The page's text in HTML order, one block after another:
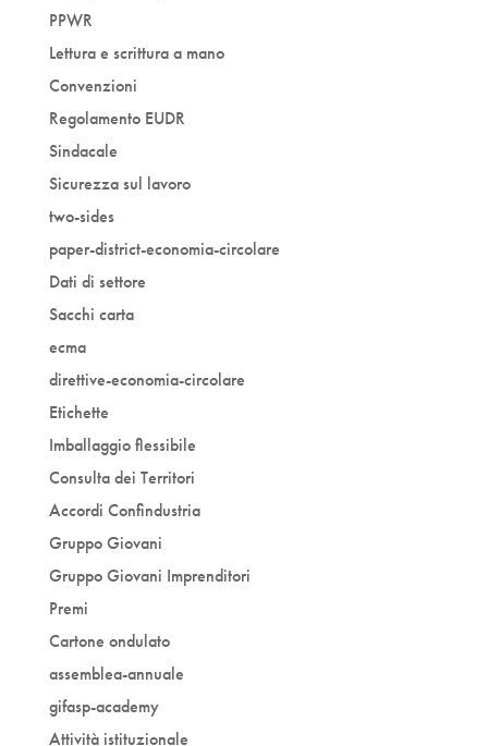
PPWR
Lettura e scrittura a mano
Convenzioni
Regolamento EUDR
Sindacale
Sicurezza sul lavoro
two-sides
paper-district-economia-circolare
Dati di settore
Sacchi carta
ecma
direttive-economia-circolare
Etichette
Imballaggio flessibile
Consulta dei Territori
Accordi Confindustria
Gruppo Giovani
Gruppo Giovani Imprenditori
Premi
Cartone ondulato
assemblea-annuale
gifasp-academy
Attività istituzionale